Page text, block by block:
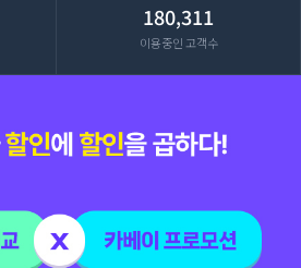
180,311
이용중인 고객수